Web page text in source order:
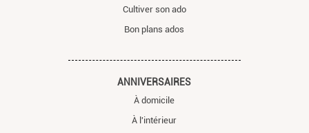
Cultiver son ado
Bon plans ados
ANNIVERSAIRES
À domicile
À l'intérieur